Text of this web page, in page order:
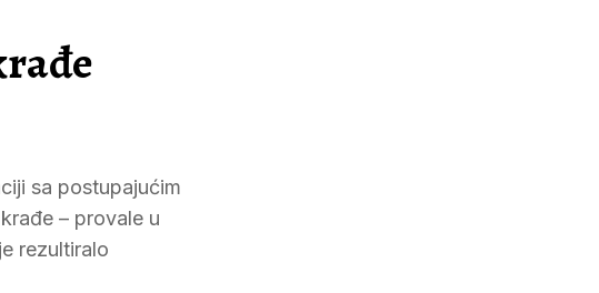
sa postupajućim
– provale u
rezultiralo